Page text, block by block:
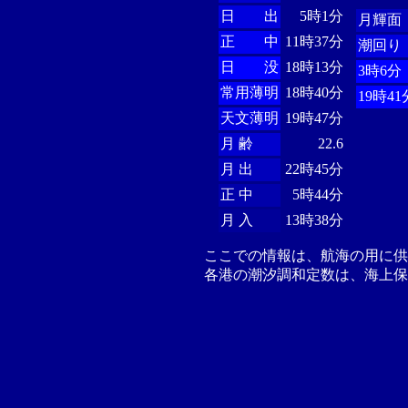
日 出
5時1分
正 中 11時37分
日 没 18時13分
常用薄明 18時40分
天文薄明 19時47分
月 齢
22.6
月 出
22時45分
正 中
5時44分
月 入
13時38分
月輝面
潮回り
3時6分
19時41
ここでの情報は、航海の用に
各港の潮汐調和定数は、海上